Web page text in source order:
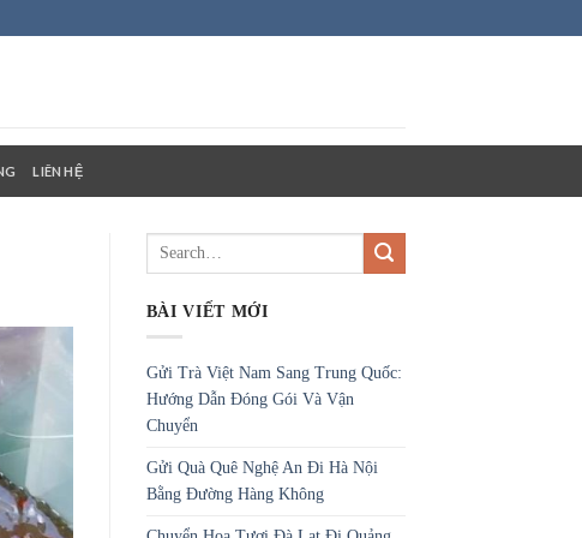
LIÊN HỆ
BÀI VIẾT MỚI
Gửi Trà Việt Nam Sang Trung Quốc:
Hướng Dẫn Đóng Gói Và Vận
Chuyển
Gửi Quà Quê Nghệ An Đi Hà Nội
Bằng Đường Hàng Không